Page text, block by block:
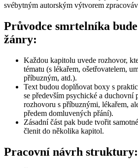
svébytným autorským výtvorem
Průvodce smrtelníka
žánry:
Každou kapitolu uvede rozhovor,
tématu (s lékařem, ošetřovatelem,
příbuzným, atd.).
Text budou doplňovat boxy s
se především psychické a duchovní
rozhovoru s příbuznými, lékařem,
předem domluvených přání).
Zásadní část pak bude tvořit
členit do několika kapitol.
Pracovní návrh struktury: